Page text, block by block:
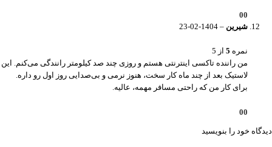
0
0
شیرین –
1404-02-23
نمره 5 از 5
من راننده تاکسی اینترنتی هستم و روزی چند صد کیلومتر رانندگی می‌کنم. این
لاستیک بعد از چند ماه کار سخت، هنوز نرمی و بی‌صدایی روز اول رو داره.
برای کار من که راحتی مسافر مهمه، عالیه.
0
0
دیدگاه خود را بنویسید